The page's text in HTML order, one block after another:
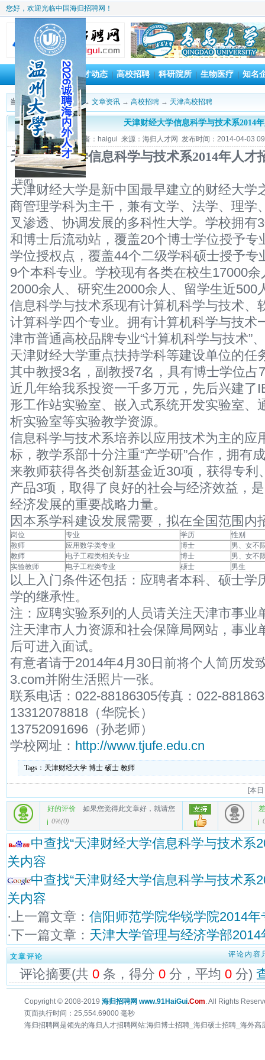
[关闭]
您好，欢迎光临中国海归招聘网！
首 页| 人才动态|高校招聘|科研院所|生物医疗|知名
当前位置： 海归招聘网→ 文章资讯 → 高校招聘 → 天津高校招聘
天津财经大学信息科学与技术系2014
作者：haigui 来源：海归人才网 发布时间：2014-04-03
天津财经大学信息科学与技术系2014年人才
天津财经大学是新中国最早建立的财经大学
商管理学科为主干，兼有文学、法学、理学
叉渗透、协调发展的多科性大学。学校拥有
和博士后流动站，覆盖20个博士学位授予专
学位授权点，覆盖44个二级学科硕士授予专
9个本科专业。学校现有各类在校生17000
2000余人、研究生2000余人、留学生近500
信息科学与技术系现有计算机科学与技术、
计算科学四个专业。拥有计算机科学与技术
津市普通高校品牌专业“计算机科学与技术”
天津财经大学重点扶持学科等建设单位的任
其中教授3名，副教授7名，具有博士学位
近几年给我系投资一千多万元，先后兴建了
形工作站实验室、嵌入式系统开发实验室、
析实验室等实验教学资源。
信息科学与技术系培养以应用技术为主的应
标，教学系部十分注重“产学研”合作，拥有
来教师获得各类创新基金近30项，获得专利
产品3项，取得了良好的社会与经济效益，
经济发展的重要战略力量。
因本系学科建设发展需要，拟在全国范围内
岗位 专业 学历
性别
教师
应用数学类专业 博士
男、女不
教师
电子工程类相关专业 博士
男、女不
实验教师
电子工程类专业 硕士 男生
以上入门条件还包括：应聘者本科、硕士学
学的继承性。
注：应聘实验系列的人员请关注天津市事业
注天津市人力资源和社会保障局网站，事业
后可进入面试。
有意者请于2014年4月30日前将个人简历发
3.com并附生活照片一张。
联系电话：022-88186305传真：022-
13312078818（华院长）
13752091696（孙老师）
学校网址： http://www.tjufe.edu.cn
Tags： 天津财经大学 博士 硕士 教师
[本
好的评价 如果您觉得此文章好，就请您
0%(0)
中查找“天津财经大学信息科学与技术系
关内容
中查找“天津财经大学信息科学与技术系
关内容
·上一篇文章： 信阳师范学院华锐学院2014
·下一篇文章： 天津大学管理与经济学部
文章评论 评论内容
评论摘要(共 0 条，得分 0 分，平均 0 分)
Copyright © 2008-2019 海归招聘网 www.91HaiGui.Com. All Rights
页面执行时间：25,554.69000 毫秒
海归招聘网是领先的海归人才招聘网站:海归博士招聘_海归硕士招聘_海外高